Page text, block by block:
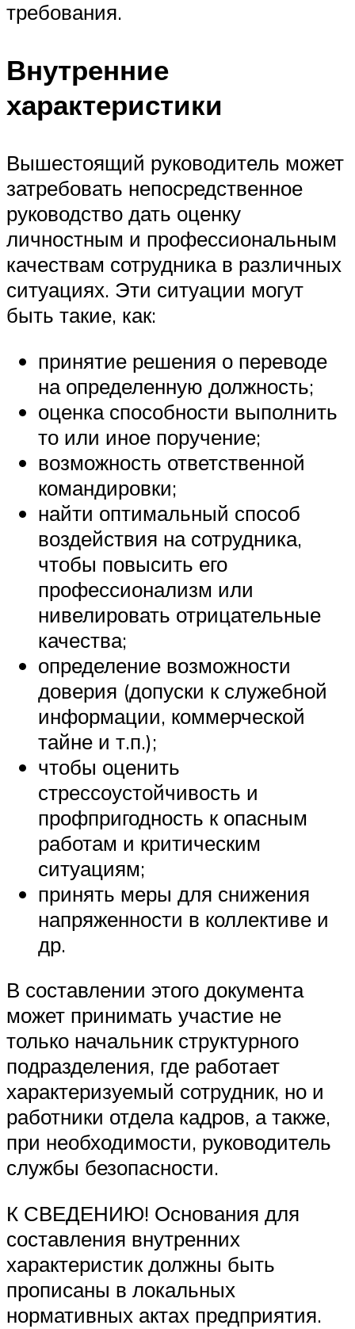
требования.
Внутренние
характеристики
Вышестоящий руководитель может
затребовать непосредственное
руководство дать оценку
личностным и профессиональным
качествам сотрудника в различных
ситуациях. Эти ситуации могут
быть такие, как:
принятие решения о переводе
на определенную должность;
оценка способности выполнить
то или иное поручение;
возможность ответственной
командировки;
найти оптимальный способ
воздействия на сотрудника,
чтобы повысить его
профессионализм или
нивелировать отрицательные
качества;
определение возможности
доверия (допуски к служебной
информации, коммерческой
тайне и т.п.);
чтобы оценить
стрессоустойчивость и
профпригодность к опасным
работам и критическим
ситуациям;
принять меры для снижения
напряженности в коллективе и
др.
В составлении этого документа
может принимать участие не
только начальник структурного
подразделения, где работает
характеризуемый сотрудник, но и
работники отдела кадров, а также,
при необходимости, руководитель
службы безопасности.
К СВЕДЕНИЮ! Основания для
составления внутренних
характеристик должны быть
прописаны в локальных
нормативных актах предприятия.